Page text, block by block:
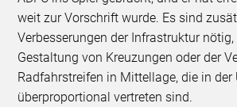
weit zur Vorschrift wurde. Es sind
Verbesserungen der Infrastruktur
Gestaltung von Kreuzungen oder der
Radfahrstreifen in Mittellage, die in
überproportional vertreten sind.